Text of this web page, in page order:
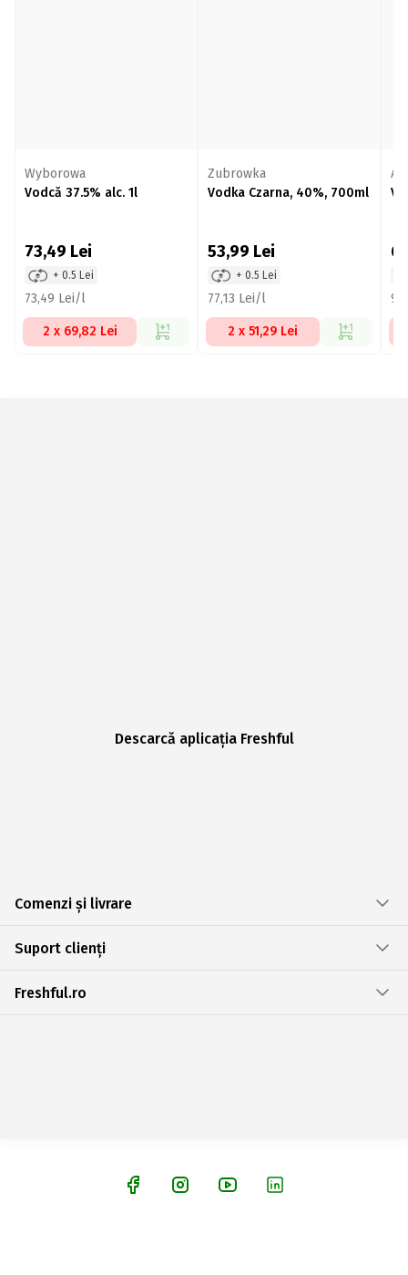
Wyborowa
Vodcă 37.5% alc. 1l
73,49 Lei
+ 0.5 Lei
73,49 Lei/l
2 x 69,82 Lei
Zubrowka
Vodka Czarna, 40%, 700ml
53,99 Lei
+ 0.5 Lei
77,13 Lei/l
2 x 51,29 Lei
Descarcă aplicația Freshful
Comenzi și livrare
Suport clienți
Freshful.ro